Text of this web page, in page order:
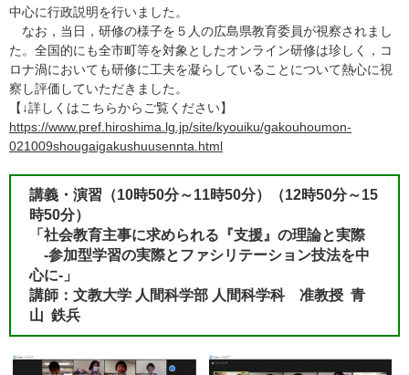
中心に行政説明を行いました。
なお，当日，研修の様子を５人の広島県教育委員が視察されまし
た。全国的にも全市町等を対象としたオンライン研修は珍しく，コ
ロナ渦においても研修に工夫を凝らしていることについて熱心に視
察し評価していただきました。
【↓詳しくはこちらからご覧ください】
https://www.pref.hiroshima.lg.jp/site/kyouiku/gakouhoumon-
021009shougaigakushuusennta.html
講義・演習（10時50分～11時50分）（12時50分～15
時50分）
「社会教育主事に求められる『支援』の理論と実際
-参加型学習の実際とファシリテーション技法を中
心に-」
講師：文教大学 人間科学部 人間科学科准教授 青
山 鉄兵